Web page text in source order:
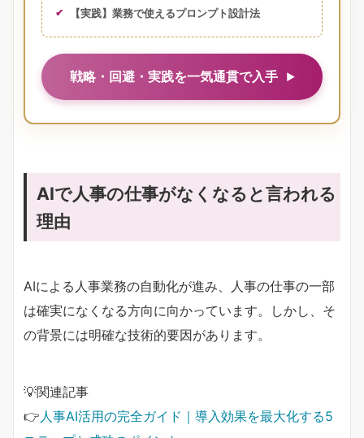
【実践】業務で使えるプロンプト設計法
戦略・回避・実践を一気通貫で入手
AIで人事の仕事がなくなると言われる
理由
AIによる人事業務の自動化が進み、人事の仕事の一部
は確実になくなる方向に向かっています。しかし、そ
の背景には明確な技術的要因があります。
💡関連記事
👉 人事AI活用の完全ガイド｜導入効果を最大化する5